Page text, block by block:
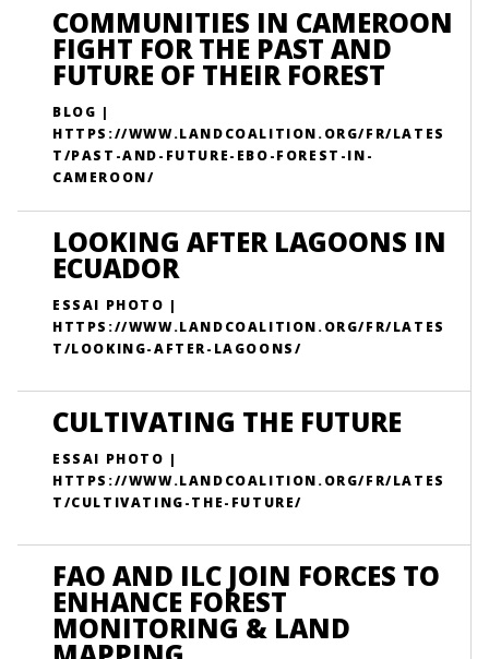
COMMUNITIES IN CAMEROON
FIGHT FOR THE PAST AND
FUTURE OF THEIR FOREST
BLOG |
HTTPS://WWW.LANDCOALITION.ORG/FR/LATES
T/PAST-AND-FUTURE-EBO-FOREST-IN-
CAMEROON/
LOOKING AFTER LAGOONS IN
ECUADOR
ESSAI PHOTO |
HTTPS://WWW.LANDCOALITION.ORG/FR/LATES
T/LOOKING-AFTER-LAGOONS/
CULTIVATING THE FUTURE
ESSAI PHOTO |
HTTPS://WWW.LANDCOALITION.ORG/FR/LATES
T/CULTIVATING-THE-FUTURE/
FAO AND ILC JOIN FORCES TO
ENHANCE FOREST
MONITORING & LAND